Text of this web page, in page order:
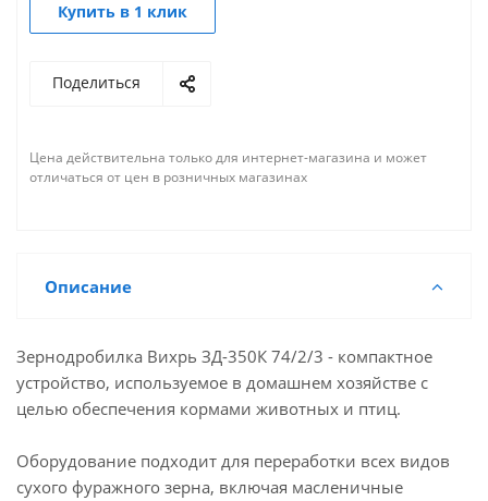
Купить в 1 клик
Поделиться
Цена действительна только для интернет-магазина и может
отличаться от цен в розничных магазинах
Описание
Зернодробилка Вихрь ЗД-350К 74/2/3 - компактное
устройство, используемое в домашнем хозяйстве с
целью обеспечения кормами животных и птиц.
Оборудование подходит для переработки всех видов
сухого фуражного зерна, включая масленичные